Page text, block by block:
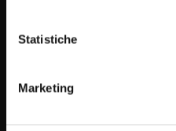
Statistiche
Marketing